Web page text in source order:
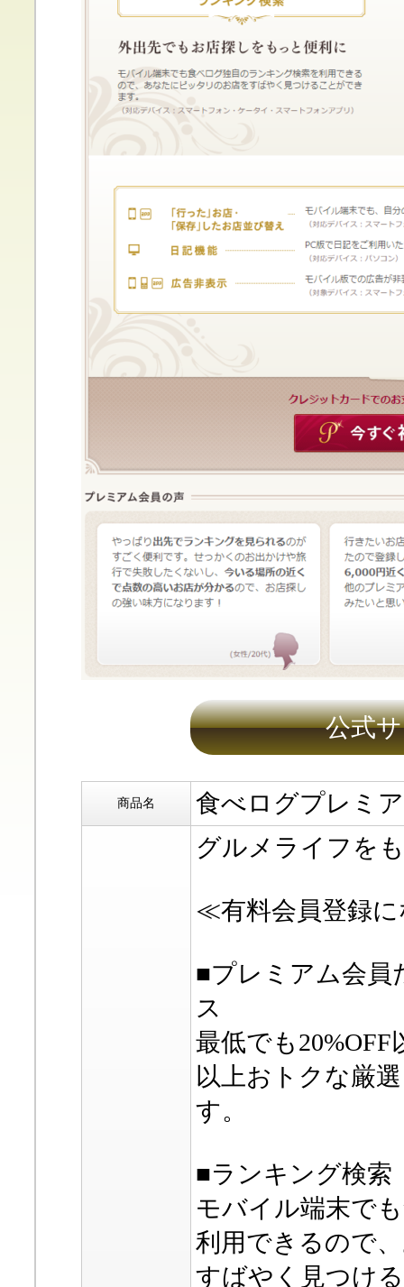
公式
商品名
食べログプレミ
グルメライフを
≪有料会員登録
■プレミアム会員
ス
最低でも
以上おトクな厳
す。
■ランキング検索
モバイル端末で
利用できるので
すばやく見つけ